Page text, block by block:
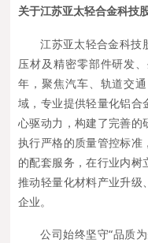
关于江苏亚太轻合金科技
江苏亚太轻合金科技
压材及精密零部件研发
年，聚焦汽车、轨道交
域，专业提供轻量化铝合
心驱动力，构建了完善的
执行严格的质量管控标准
的配套服务，在行业内树
推动轻量化材料产业升级
企业。
公司始终坚守“品质